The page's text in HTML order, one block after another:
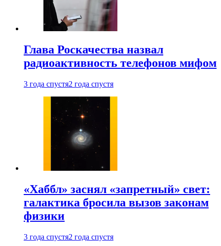
Глава Роскачества назвал
радиоактивность телефонов мифом
3 года спустя2 года спустя
«Хаббл» заснял «запретный» свет:
галактика бросила вызов законам
физики
3 года спустя2 года спустя